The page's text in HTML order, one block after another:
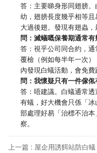
答：主要睇身形同翅膀
幼，翅膀長度幾乎相等
大過後翅。發現有翅蟲，
問：滅蟻嘅保養期通常
答：視乎公司同合約，
覆檢（例如每半年一次
內發現白蟻活動，會免費
問：我懷疑只有一件傢
答：唔建議。白蟻通常
有蟻，好大機會只係「
部處理好易「治標不治
察。
上一篇 : 屋企用誘餌站防白